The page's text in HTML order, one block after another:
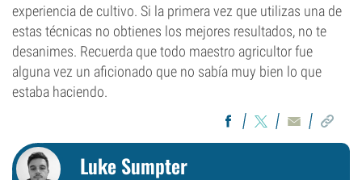
experiencia de cultivo. Si la primera vez que utilizas una de
estas técnicas no obtienes los mejores resultados, no te
desanimes. Recuerda que todo maestro agricultor fue
alguna vez un aficionado que no sabía muy bien lo que
estaba haciendo.
Luke Sumpter